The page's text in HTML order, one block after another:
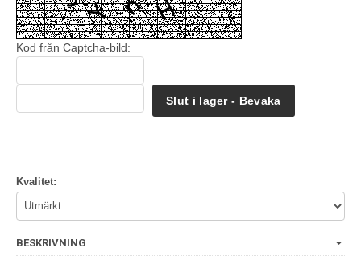
Kod från Captcha-bild:
Slut i lager - Bevaka
Kvalitet:
BESKRIVNING